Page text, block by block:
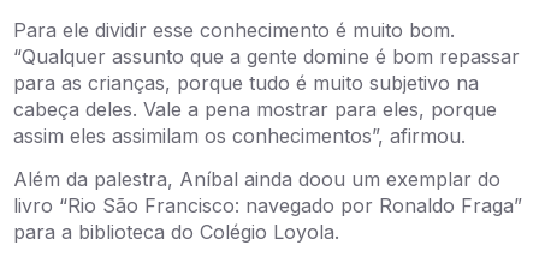
Para ele dividir esse conhecimento é muito bom.
“Qualquer assunto que a gente domine é bom repassar
para as crianças, porque tudo é muito subjetivo na
cabeça deles. Vale a pena mostrar para eles, porque
assim eles assimilam os conhecimentos”, afirmou.
Além da palestra, Aníbal ainda doou um exemplar do
livro “Rio São Francisco: navegado por Ronaldo Fraga”
para a biblioteca do Colégio Loyola.